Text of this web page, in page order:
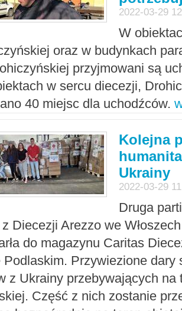
2022-03-29
W
oraz w budynkach
przyjmowani są
w sercu diecezji,
40 miejsc dla uchodźców.
Kolejna
Ukrainy
2022-03-29
Druga
Diecezji Arezzo we
do magazynu Caritas
Podlaskim. Przywiezione dary
z Ukrainy przebywających na
Część z nich zostanie